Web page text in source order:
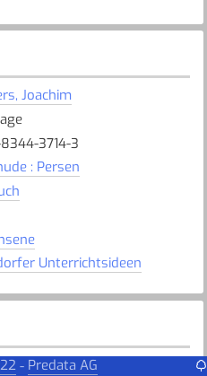
Joachim
3714-3
: Persen
Unterrichtsideen
- Predata AG